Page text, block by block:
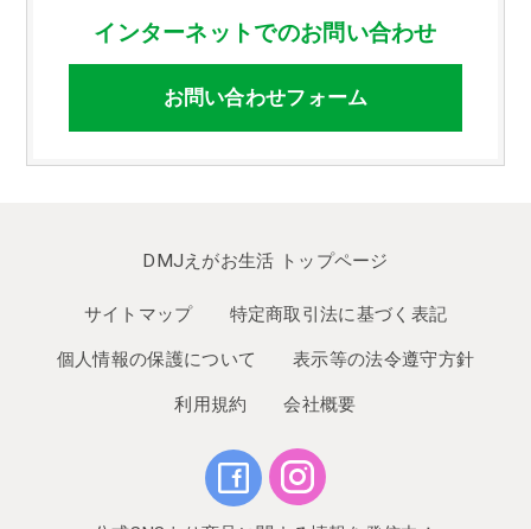
インターネットでのお問い合わせ
お問い合わせフォーム
DMJえがお生活 トップページ
サイトマップ 特定商取引法に基づく表記
個人情報の保護について 表示等の法令遵守方針
利用規約 会社概要